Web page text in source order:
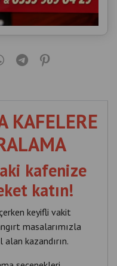
KAFELERE
kafenize
katın!
keyifli vakit
masalarımızla
kazandırın.
seçenekleri
servis